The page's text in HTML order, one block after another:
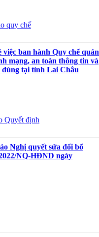
quy chế
ban hành Quy chế quản
mạng, an toàn thông tin và
dùng tại tỉnh Lai Châu
Quyết định
Nghị quyết sửa đổi bổ
NQ-HĐND ngày